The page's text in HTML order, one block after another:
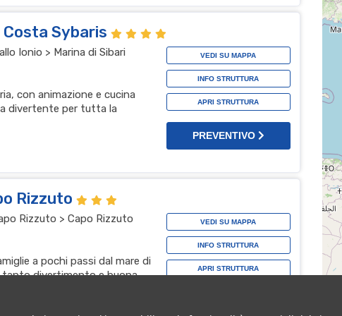
Sybaris
Ionio > Marina di Sibari
con animazione e cucina
divertente per tutta la
VEDI SU MAPPA
INFO STRUTTURA
APRI STRUTTURA
PREVENTIVO
Rizzuto
Rizzuto > Capo Rizzuto
a pochi passi dal mare di
tanto divertimento e buona
VEDI SU MAPPA
INFO STRUTTURA
APRI STRUTTURA